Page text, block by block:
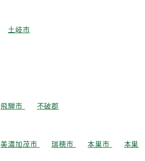
土岐市
飛騨市 不破郡
美濃加茂市 瑞穂市 本巣市
本巣